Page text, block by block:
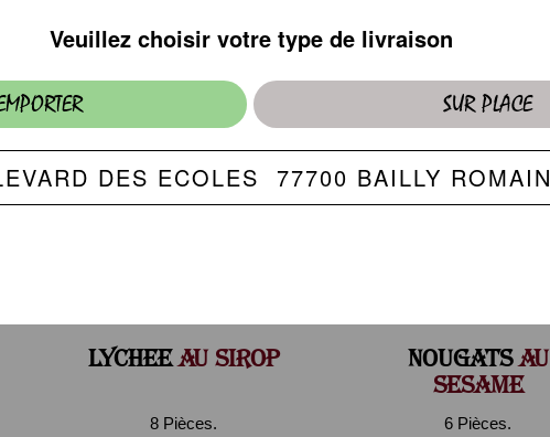
DESSERTS
LYCHEEAU SIROP
8 Pièces.
NOUGATSAU
SESAME
6 Pièces.